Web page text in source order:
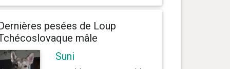
pesées de Loup
mâle
Suni